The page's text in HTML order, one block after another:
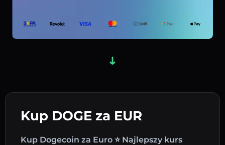
Kup DOGE za EUR
Kup Dogecoin za Euro ⭐ Najlepszy kurs